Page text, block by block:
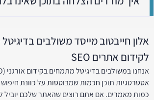
אלון חייבטוב מייסד משולבים
לקידום אתרים SEO
אסטרטגיות תוכן חכמות שמבוססות על כוונת
כמות מאמרים. אם אתם רוצים שהאתר שלכם יוביל